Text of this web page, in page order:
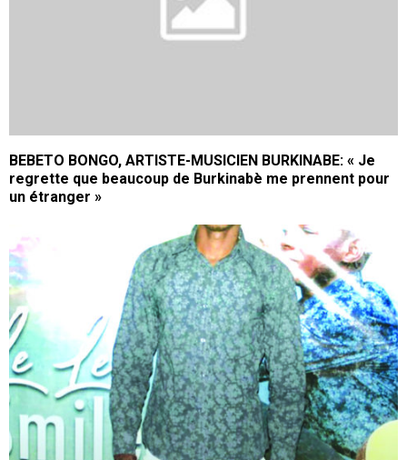
BEBETO BONGO, ARTISTE-MUSICIEN BURKINABE: « Je
regrette que beaucoup de Burkinabè me prennent pour
un étranger »